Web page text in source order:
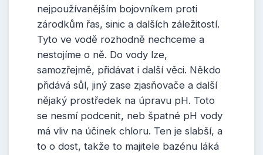
nejpoužívanějším bojovníkem proti
zárodkům řas, sinic a dalších záležitostí.
Tyto ve vodě rozhodně nechceme a
nestojíme o ně. Do vody lze,
samozřejmě, přidávat i další věci. Někdo
přidává sůl, jiný zase zjasňovače a další
nějaký prostředek na úpravu pH. Toto
se nesmí podcenit, neb špatné pH vody
má vliv na účinek chloru. Ten je slabší, a
to o dost, takže to majitele bazénu láká